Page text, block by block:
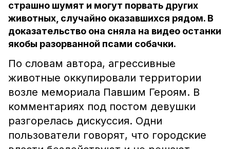
страшно шумят и могут порвать других
животных, случайно оказавшихся рядом. В
доказательство она сняла на видео останки
якобы разорванной псами собачки.
По словам автора, агрессивные
животные оккупировали территории
возле мемориала Павшим Героям. В
комментариях под постом девушки
разгорелась дискуссия. Одни
пользователи говорят, что городские